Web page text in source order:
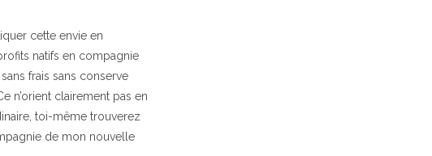
cette envie en
natifs en compagnie
frais sans conserve
n’orient clairement pas en
toi-même trouverez
de mon nouvelle